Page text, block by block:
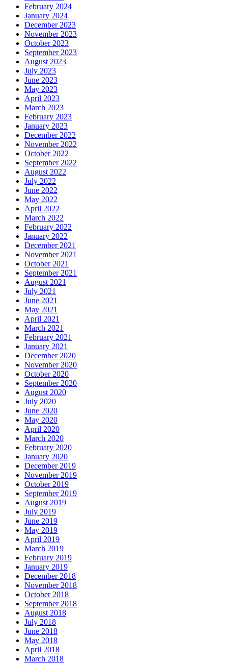
February 2024
January 2024
December 2023
November 2023
October 2023
September 2023
August 2023
July 2023
June 2023
May 2023
April 2023
March 2023
February 2023
January 2023
December 2022
November 2022
October 2022
September 2022
August 2022
July 2022
June 2022
May 2022
April 2022
March 2022
February 2022
January 2022
December 2021
November 2021
October 2021
September 2021
August 2021
July 2021
June 2021
May 2021
April 2021
March 2021
February 2021
January 2021
December 2020
November 2020
October 2020
September 2020
August 2020
July 2020
June 2020
May 2020
April 2020
March 2020
February 2020
January 2020
December 2019
November 2019
October 2019
September 2019
August 2019
July 2019
June 2019
May 2019
April 2019
March 2019
February 2019
January 2019
December 2018
November 2018
October 2018
September 2018
August 2018
July 2018
June 2018
May 2018
April 2018
March 2018